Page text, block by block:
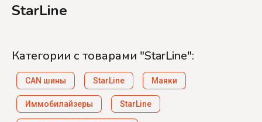
StarLine
Категории с товарами "StarLine":
CAN шины StarLine Маяки
Иммобилайзеры StarLine